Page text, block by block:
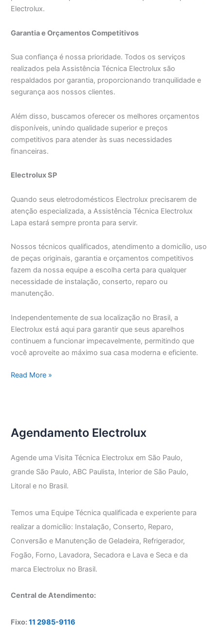
Electrolux.
Garantia e Orçamentos Competitivos
Sua confiança é nossa prioridade. Todos os serviços
realizados pela Assistência Técnica Electrolux são
respaldados por garantia, proporcionando tranquilidade e
segurança aos nossos clientes.
Além disso, buscamos oferecer os melhores orçamentos
disponíveis, unindo qualidade superior e preços
competitivos para atender às suas necessidades
financeiras.
Electrolux SP
Quando seus eletrodomésticos Electrolux precisarem de
atenção especializada, a Assistência Técnica Electrolux
Lapa estará sempre pronta para servir.
Nossos técnicos qualificados, atendimento a domicílio, uso
de peças originais, garantia e orçamentos competitivos
fazem da nossa equipe a escolha certa para qualquer
necessidade de instalação, conserto, reparo ou
manutenção.
Independentemente de sua localização no Brasil, a
Electrolux está aqui para garantir que seus aparelhos
continuem a funcionar impecavelmente, permitindo que
você aproveite ao máximo sua casa moderna e eficiente.
Assistência
Read More »
Agendamento Electrolux
Agende uma Visita Técnica Electrolux em São Paulo,
grande São Paulo, ABC Paulista, Interior de São Paulo,
Litoral e no Brasil.
Temos uma Equipe Técnica qualificada e experiente para
realizar a domicílio: Instalação, Conserto, Reparo,
Conversão e Manutenção de Geladeira, Refrigerador,
Fogão, Forno, Lavadora, Secadora e Lava e Seca e da
marca Electrolux no Brasil.
Central de Atendimento:
Fixo:11 2985-9116